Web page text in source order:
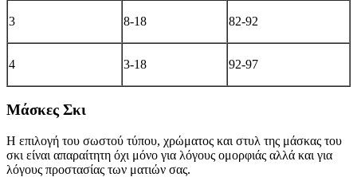
3 8-18 82-92
4 3-18 92-97
Μάσκες Σκι
Η επιλογή του σωστού τύπου, χρώματος και στυλ της μάσκας του
σκι είναι απαραίτητη όχι μόνο για λόγους ομορφιάς αλλά και για
λόγους προστασίας των ματιών σας.